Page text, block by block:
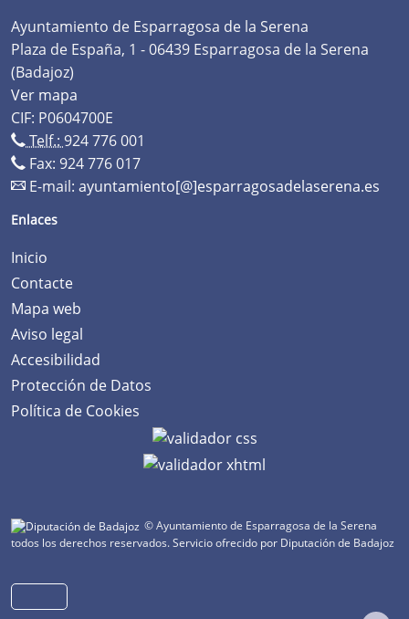
Ayuntamiento de Esparragosa de la Serena
Plaza de España, 1 - 06439 Esparragosa de la Serena
(Badajoz)
Ver mapa
CIF: P0604700E
Telf.: 924 776 001
Fax: 924 776 017
E-mail: ayuntamiento[@]esparragosadelaserena.es
Enlaces
Inicio
Contacte
Mapa web
Aviso legal
Accesibilidad
Protección de Datos
Política de Cookies
© Ayuntamiento de Esparragosa de la Serena
todos los derechos reservados.Servicio ofrecido por Diputación de Badajoz